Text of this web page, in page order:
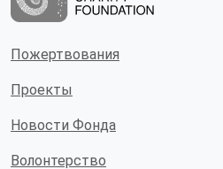
Пожертвования
Проекты
Новости Фонда
Волонтерство